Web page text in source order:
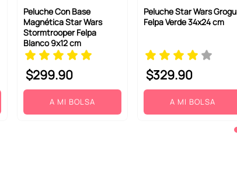
Peluche Con Base
Magnética Star Wars
Stormtrooper Felpa
Blanco 9x12 cm
$299.90
A MI BOLSA
Peluche Star Wars Grogu
Felpa Verde 34x24 cm
$329.90
A MI BOLSA